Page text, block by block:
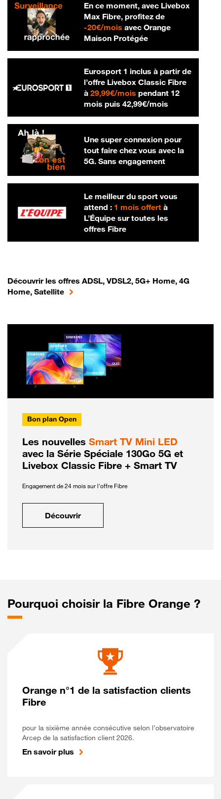
En ce moment, avec Livebox
Max Fibre, profitez de
-20€/mois20 € par mois
avec Orange
Maison Protégée
Eurosport 1 inclus à partir de
l’offre Livebox Classic Fibre
à 29,99€/mois29,99 € par mois
pendant 12
mois puis 42,99€/mois42,99 € par
Une super connexion pour
tout faire chez vous avec la
5G. Sans engagement
Le meilleur du sport vous
attend : 1 mois offertà
L’Équipe sur toutes les
offres Fibre
Découvrir les offres ADSL, VDSL2, 5G+ Home, 4G
Home, Satellite
Bon plan Open
Les nouvelles Smart TV Mini LED
avec la Série Spéciale 130Go 5G et
Livebox Classic Fibre + Smart TV
Engagement de 24 mois sur l'offre Fibre
Découvrir
Pourquoi choisir la Fibre Orange ?
Orange n°1 de la satisfaction clients
Fibre
pour la sixième année consécutive selon l’observatoire
Arcep de la satisfaction client 2026.
En savoir plus